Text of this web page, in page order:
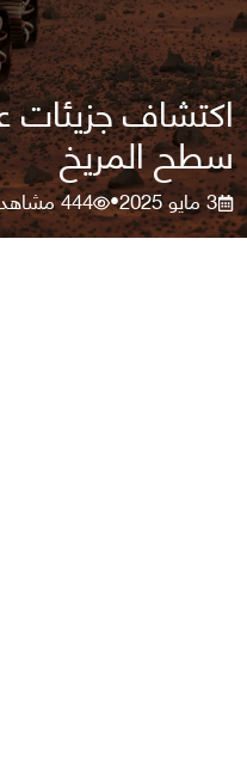
اكتشاف
سطح المريخ
3 مايو 2025 •
444